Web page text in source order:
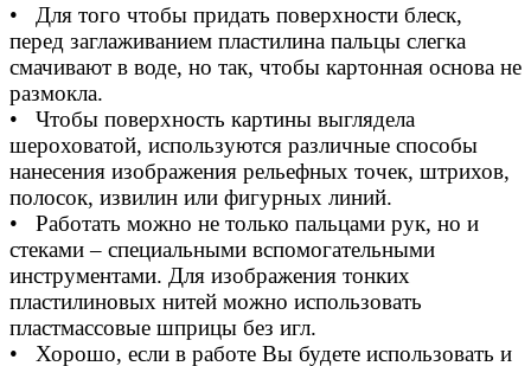
• Для того чтобы придать поверхности блеск,
перед заглаживанием пластилина пальцы слегка
смачивают в воде, но так, чтобы картонная основа не
размокла.
• Чтобы поверхность картины выглядела
шероховатой, используются различные способы
нанесения изображения рельефных точек, штрихов,
полосок, извилин или фигурных линий.
• Работать можно не только пальцами рук, но и
стеками – специальными вспомогательными
инструментами. Для изображения тонких
пластилиновых нитей можно использовать
пластмассовые шприцы без игл.
• Хорошо, если в работе Вы будете использовать и